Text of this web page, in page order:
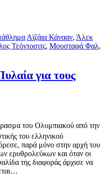
Αϊζάια Κάνααν, Άλεκ
Τεόντοσιτς, Μουσταφά Φαλ,
για τους
του Ολυμπιακού από την
του ελληνικού
παρά μόνο στην αρχή του
ερυθρολεύκων και όταν οι
της διαφοράς άρχισε να